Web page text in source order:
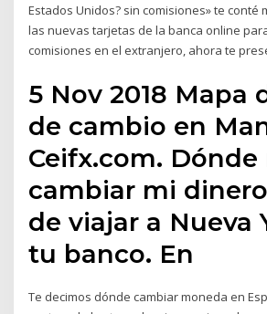
Estados Unidos? sin comisiones» te conté
las nuevas tarjetas de la banca online
comisiones en el extranjero, ahora te
5 Nov 2018 Mapa
de cambio en
Ceifx.com. Dónde
cambiar mi
de viajar a Nueva
tu banco. En
Te decimos dónde cambiar moneda en